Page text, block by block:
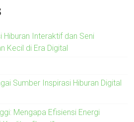
Hiburan Interaktif dan Seni
Kecil di Era Digital
Sumber Inspirasi Hiburan Digital
Mengapa Efisiensi Energi